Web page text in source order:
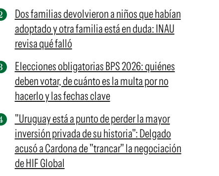
Dos familias devolvieron a niños que habían
adoptado y otra familia está en duda: INAU
revisa qué falló
Elecciones obligatorias BPS 2026: quiénes
deben votar, de cuánto es la multa por no
hacerlo y las fechas clave
"Uruguay está a punto de perder la mayor
inversión privada de su historia": Delgado
acusó a Cardona de "trancar" la negociación
de HIF Global